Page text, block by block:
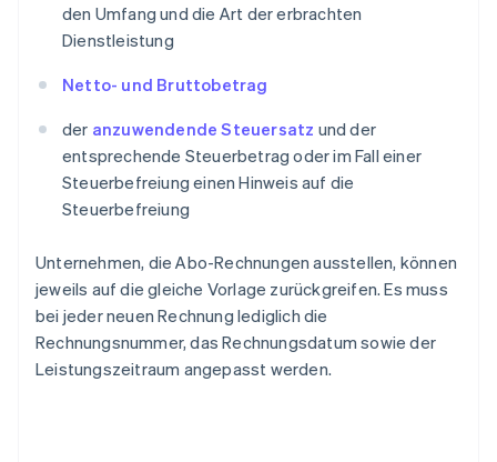
den Umfang und die Art der erbrachten
Dienstleistung
Netto- und Bruttobetrag
der anzuwendende Steuersatz und der
entsprechende Steuerbetrag oder im Fall einer
Steuerbefreiung einen Hinweis auf die
Steuerbefreiung
Unternehmen, die Abo-Rechnungen ausstellen, können
jeweils auf die gleiche Vorlage zurückgreifen. Es muss
bei jeder neuen Rechnung lediglich die
Rechnungsnummer, das Rechnungsdatum sowie der
Leistungszeitraum angepasst werden.